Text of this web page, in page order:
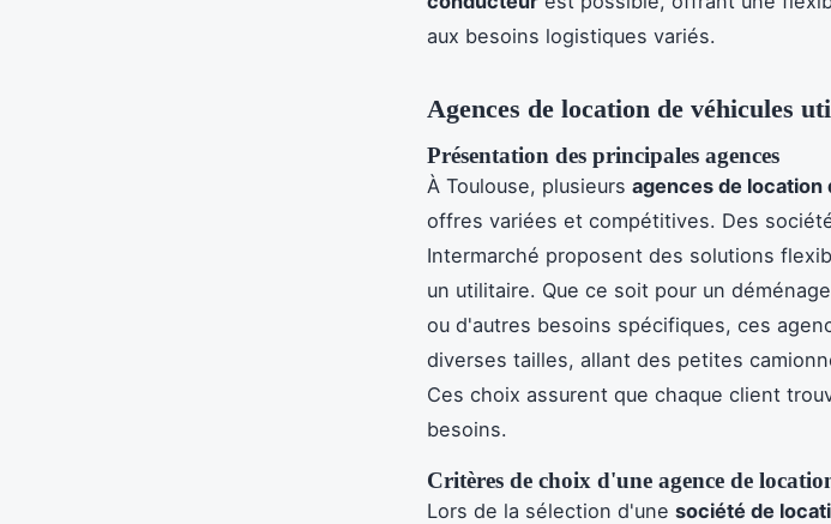
aux besoins logistiques variés.
Agences de location de véhicules
Présentation des principales agences
À Toulouse, plusieurs agences de location
offres variées et compétitives. Des
Intermarché proposent des solutions
un utilitaire. Que ce soit pour un
ou d'autres besoins spécifiques, ces
diverses tailles, allant des petites
Ces choix assurent que chaque client
besoins.
Critères de choix d'une agence de
Lors de la sélection d'une société de